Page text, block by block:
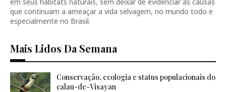
que continuam a ameaçar a vida selvagem, no mundo todo e
especialmente no Brasil.
Mais Lidos Da Semana
Conservação, ecologia e status populacionais do
calau-de-Visayan